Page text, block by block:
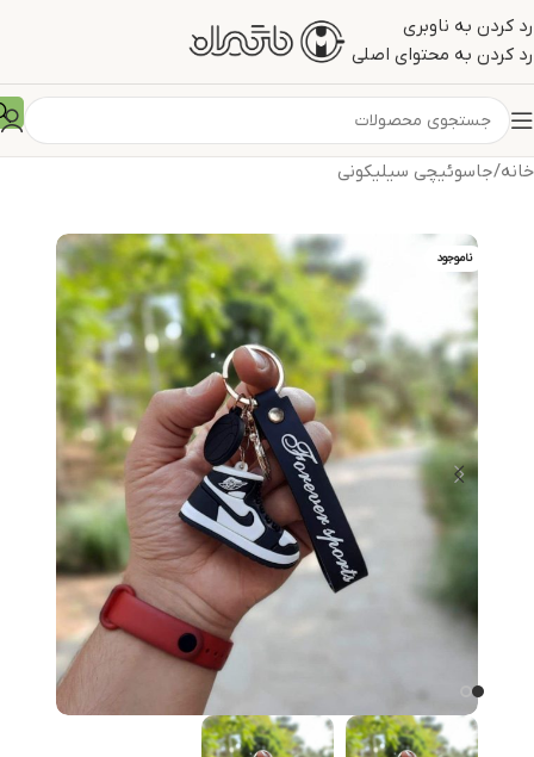
رد کردن به ناوبری
رد کردن به محتوای اصلی
خانه/جاسوئیچی سیلیکونی
ناموجود